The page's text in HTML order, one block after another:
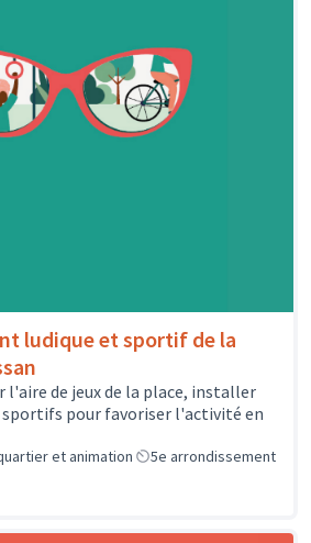
ludique et sportif de la
l'aire de jeux de la place, installer
pour favoriser l'activité en
et animation 5e arrondissement